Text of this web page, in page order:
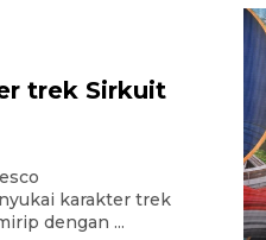
trek Sirkuit
karakter trek
dengan ...
tinjau
di